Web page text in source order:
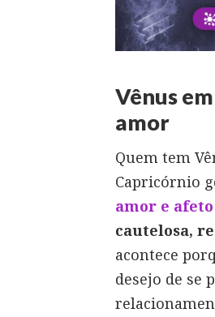
Vênus
amor
Quem tem
Capricórnio
amor e afeto
cautelosa,
acontece
desejo de se